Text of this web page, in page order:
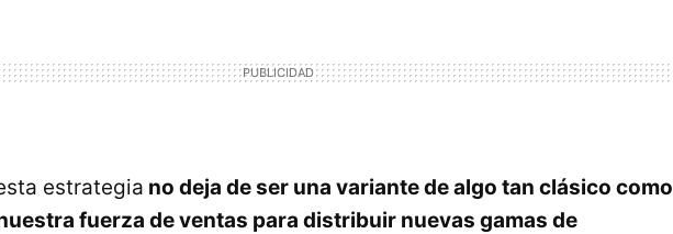
estrategia no deja de ser una variante de algo tan clásico como
fuerza de ventas para distribuir nuevas gamas de